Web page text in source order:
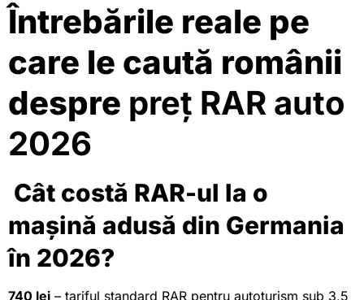
Întrebările reale pe
care le caută românii
despre preț RAR auto
2026
Cât costă RAR-ul la o
mașină adusă din Germania
în 2026?
740 lei – tariful standard RAR pentru autoturism sub 3,5